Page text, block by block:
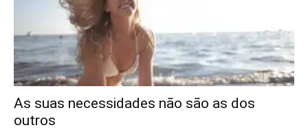
As suas necessidades não são as dos
outros